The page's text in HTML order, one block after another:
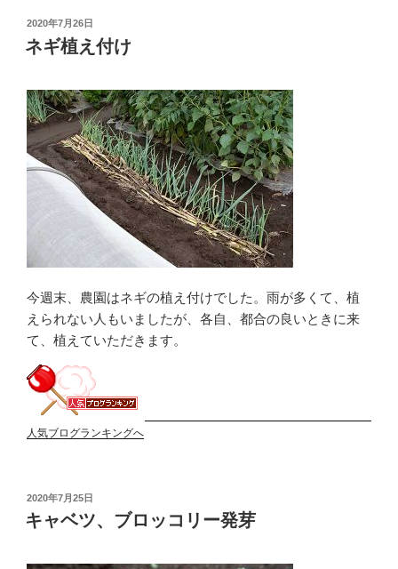
投
稿
日:
2020年7月26日
ネギ植え付け
今週末、農園はネギの植え付けでした。雨が多くて、植
えられない人もいましたが、各自、都合の良いときに来
て、植えていただきます。
人気ブログランキングへ
投
稿
日:
2020年7月25日
キャベツ、ブロッコリー発芽